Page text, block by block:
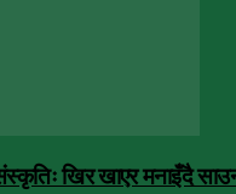
खिर खाएर मनाइँदै